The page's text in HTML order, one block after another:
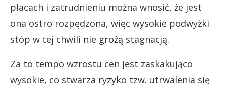
płacach i zatrudnieniu można wnosić, że jest
ona ostro rozpędzona, więc wysokie podwyżki
stóp w tej chwili nie grożą stagnacją.
Za to tempo wzrostu cen jest zaskakująco
wysokie, co stwarza ryzyko tzw. utrwalenia się